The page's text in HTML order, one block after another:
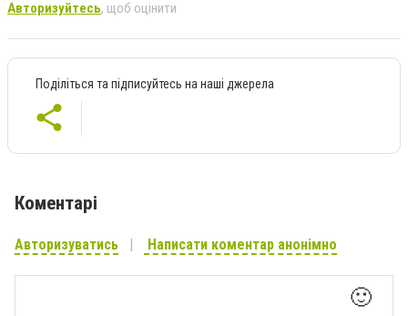
Авторизуйтесь, щоб оцінити
Поділіться та підписуйтесь на наші джерела
Коментарі
Авторизуватись Написати коментар анонімно
🙂